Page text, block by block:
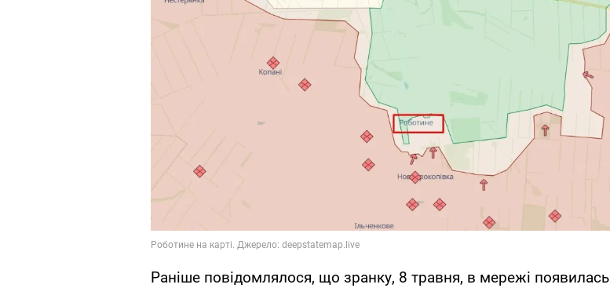
Раніше повідомлялося, що зранку, 8 травня, в мережі появилась